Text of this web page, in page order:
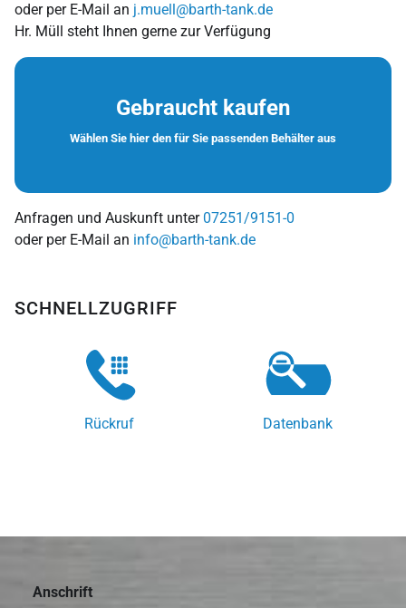
oder per E-Mail an j.muell@barth-tank.de
Hr. Müll steht Ihnen gerne zur Verfügung
Gebraucht kaufen
Wählen Sie hier den für Sie passenden Behälter aus
Anfragen und Auskunft unter 07251/9151-0
oder per E-Mail an info@barth-tank.de
SCHNELLZUGRIFF
Rückruf Datenbank
Anschrift